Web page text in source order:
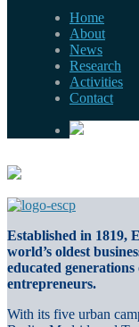
Home
About
News
Research
Activities
Contact
Established in 1819,
world’s oldest
educated
entrepreneurs.
With its five urban